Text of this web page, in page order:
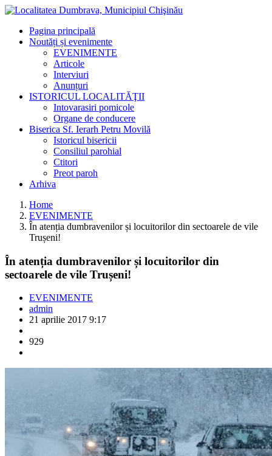
Pagina principală
Noutăți și evenimente
EVENIMENTE
Articole
Interviuri
Anunțuri
ISTORICUL LOCALITĂŢII
Intovarasiri pomicole
Organe de conducere
Biserica Sf. Ierarh Petru Movilă
Istoricul bisericii
Consiliul parohial
Ctitori
Preot paroh
Arhiva
Home
EVENIMENTE
În atenția dumbravenilor și locuitorilor din sectoarele de vile
Trușeni!
În atenția dumbravenilor și locuitorilor din
sectoarele de vile Trușeni!
EVENIMENTE
admin
21 aprilie 2017 9:17
929